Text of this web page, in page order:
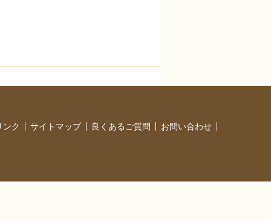
ンク サイトマップ 良くあるご質問 お問い合わせ